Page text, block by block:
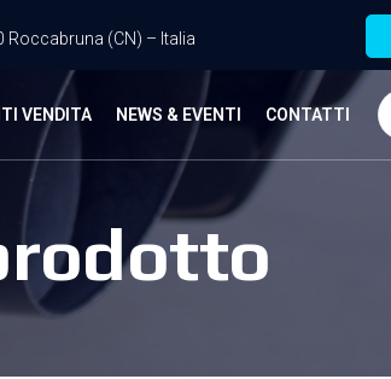
Roccabruna (CN) – Italia
VENDITA NEWS & EVENTI CONTATTI